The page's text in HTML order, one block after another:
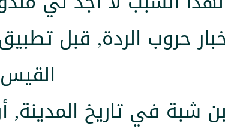
حروب الردة, قبل
شبة في تاريخ